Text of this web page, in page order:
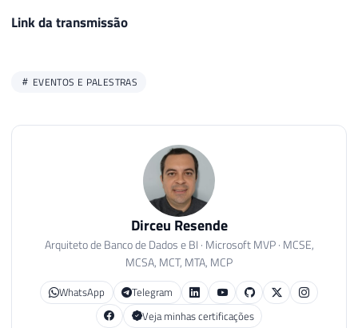
Link da transmissão
EVENTOS E PALESTRAS
Dirceu Resende
Arquiteto de Banco de Dados e BI · Microsoft MVP · MCSE,
MCSA, MCT, MTA, MCP
WhatsApp
Telegram
Veja minhas certificações